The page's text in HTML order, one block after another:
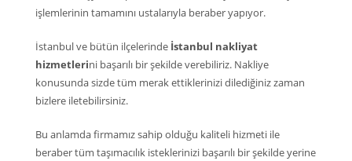
işlemlerinin tamamını ustalarıyla beraber yapıyor.
İstanbul ve bütün ilçelerinde İstanbul nakliyat
hizmetlerini başarılı bir şekilde verebiliriz. Nakliye
konusunda sizde tüm merak ettiklerinizi dilediğiniz zaman
bizlere iletebilirsiniz.
Bu anlamda firmamız sahip olduğu kaliteli hizmeti ile
beraber tüm taşımacılık isteklerinizi başarılı bir şekilde yerine